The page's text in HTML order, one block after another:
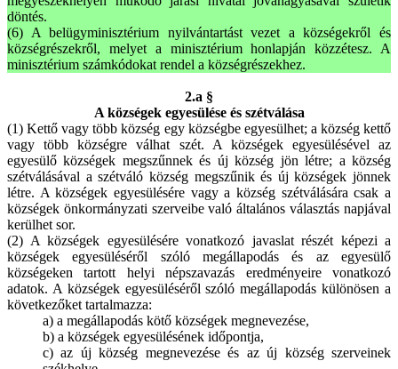
döntés.
(6) A belügyminisztérium nyilvántartást vezet a községekről és
községrészekről, melyet a minisztérium honlapján közzétesz. A
minisztérium számkódokat rendel a községrészekhez.
2.a §
A községek egyesülése és szétválása
(1) Kettő vagy több község egy községbe egyesülhet; a község kettő
vagy több községre válhat szét. A községek egyesülésével az
egyesülő községek megszűnnek és új község jön létre; a község
szétválásával a szétváló község megszűnik és új községek jönnek
létre. A községek egyesülésére vagy a község szétválására csak a
községek önkormányzati szerveibe való általános választás napjával
kerülhet sor.
(2) A községek egyesülésére vonatkozó javaslat részét képezi a
községek egyesüléséről szóló megállapodás és az egyesülő
községeken tartott helyi népszavazás eredményeire vonatkozó
adatok. A községek egyesüléséről szóló megállapodás különösen a
következőket tartalmazza:
a) a megállapodás kötő községek megnevezése,
b) a községek egyesülésének időpontja,
c) az új község megnevezése és az új község szerveinek